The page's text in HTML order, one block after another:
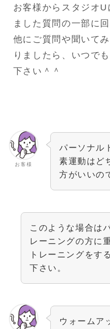
お客様からスタジオ
ました質問の一部に
他にご質問や聞いて
りましたら、いつで
下さい＾＾
お客様
パーソナル
素運動はど
方がいいの
このような場合は
レーニングの方に
トレーニングをす
下さい。
ウォームア